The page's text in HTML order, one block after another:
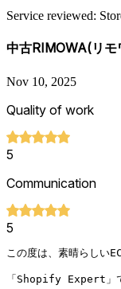
Service reviewed:
中古RIMOWA(リ
Nov 10, 2025
Quality of work
5
Communication
5
この度は、素晴らしい
「Shopify Expert」で